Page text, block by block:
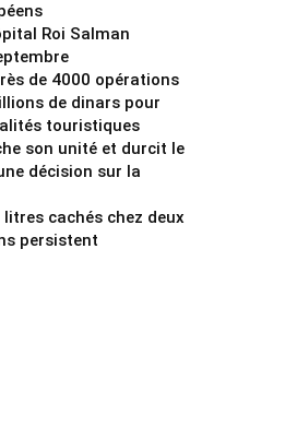
Roi Salman
de 4000 opérations
de dinars pour
touristiques
son unité et durcit le
décision sur la
cachés chez deux
persistent